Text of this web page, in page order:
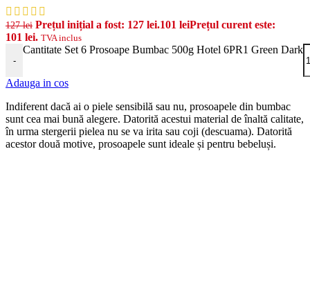
127lei Prețul inițial a fost: 127 lei.101 leiPrețul curent este:
101 lei. TVA inclus
-
Cantitate Set 6 Prosoape Bumbac 500g Hotel 6PR1 Green Dark
Adauga in cos
Indiferent dacă ai o piele sensibilă sau nu, prosoapele din bumbac
sunt cea mai bună alegere. Datorită acestui material de înaltă calitate,
în urma stergerii pielea nu se va irita sau coji (descuama). Datorită
acestor două motive, prosoapele sunt ideale și pentru bebeluși.